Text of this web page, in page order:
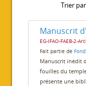
Trier
EG-IFAO-FAEB-2-
Fait partie de
Manuscrit inédit
fouilles du
présente une